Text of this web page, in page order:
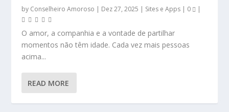
by Conselheiro Amoroso | Dez 27, 2025 | Sites e Apps | 0 |
O amor, a companhia e a vontade de partilhar
momentos não têm idade. Cada vez mais pessoas
acima...
READ MORE